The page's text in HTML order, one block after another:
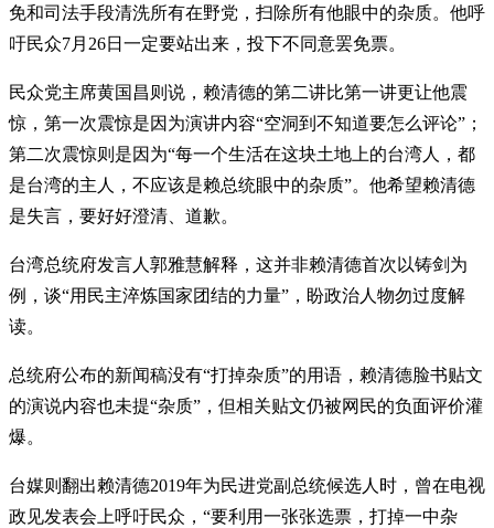
免和司法手段清洗所有在野党，扫除所有他眼中的杂质。他呼
吁民众7月26日一定要站出来，投下不同意罢免票。
民众党主席黄国昌则说，赖清德的第二讲比第一讲更让他震
惊，第一次震惊是因为演讲内容“空洞到不知道要怎么评论”；
第二次震惊则是因为“每一个生活在这块土地上的台湾人，都
是台湾的主人，不应该是赖总统眼中的杂质”。他希望赖清德
是失言，要好好澄清、道歉。
台湾总统府发言人郭雅慧解释，这并非赖清德首次以铸剑为
例，谈“用民主淬炼国家团结的力量”，盼政治人物勿过度解
读。
总统府公布的新闻稿没有“打掉杂质”的用语，赖清德脸书贴文
的演说内容也未提“杂质”，但相关贴文仍被网民的负面评价灌
爆。
台媒则翻出赖清德2019年为民进党副总统候选人时，曾在电视
政见发表会上呼吁民众，“要利用一张张选票，打掉一中杂